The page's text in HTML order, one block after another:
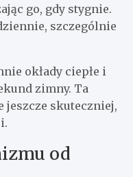
go, gdy stygnie.
szczególnie
okłady ciepłe i
zimny. Ta
jeszcze skuteczniej,
od